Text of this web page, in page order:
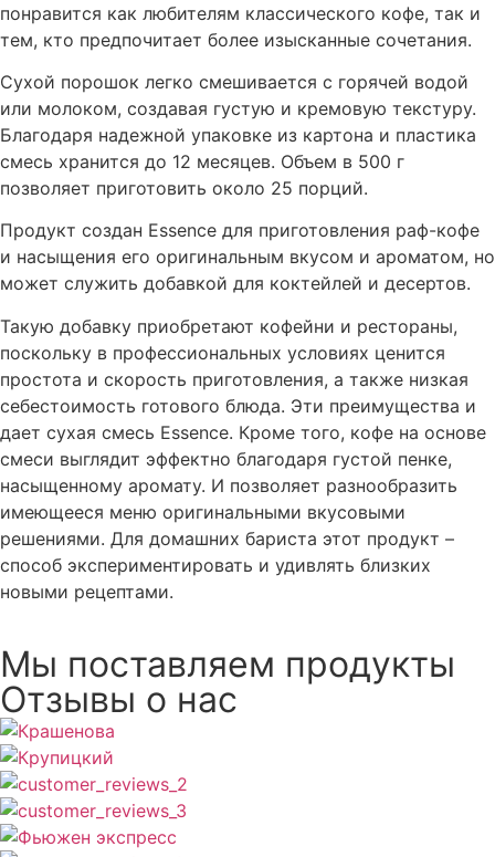
понравится как любителям классического кофе, так и
тем, кто предпочитает более изысканные сочетания.
Сухой порошок легко смешивается с горячей водой
или молоком, создавая густую и кремовую текстуру.
Благодаря надежной упаковке из картона и пластика
смесь хранится до 12 месяцев. Объем в 500 г
позволяет приготовить около 25 порций.
Продукт создан Essence для приготовления раф-кофе
и насыщения его оригинальным вкусом и ароматом, но
может служить добавкой для коктейлей и десертов.
Такую добавку приобретают кофейни и рестораны,
поскольку в профессиональных условиях ценится
простота и скорость приготовления, а также низкая
себестоимость готового блюда. Эти преимущества и
дает сухая смесь Essence. Кроме того, кофе на основе
смеси выглядит эффектно благодаря густой пенке,
насыщенному аромату. И позволяет разнообразить
имеющееся меню оригинальными вкусовыми
решениями. Для домашних бариста этот продукт –
способ экспериментировать и удивлять близких
новыми рецептами.
Мы поставляем продукты
Отзывы о нас